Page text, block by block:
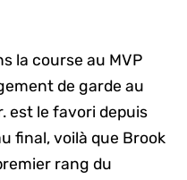
la course au MVP
de garde au
est le favori depuis
final, voilà que Brook
rang du